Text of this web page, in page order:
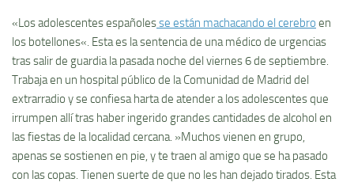
«Los adolescentes españolesse están machacando el cerebro en
los botellones«. Esta es la sentencia de una médico de urgencias
tras salir de guardia la pasada noche del viernes 6 de septiembre.
Trabaja en un hospital público de la Comunidad de Madrid del
extrarradio y se confiesa harta de atender a los adolescentes que
irrumpen allí tras haber ingerido grandes cantidades de alcohol en
las fiestas de la localidad cercana. »Muchos vienen en grupo,
apenas se sostienen en pie, y te traen al amigo que se ha pasado
con las copas. Tienen suerte de que no les han dejado tirados. Esta